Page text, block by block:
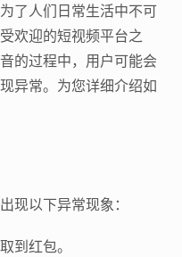
了人们日常生活中不可
欢迎的短视频平台之
的过程中，用户可能会
异常。为您详细介绍如
现以下异常现象：
到红包。